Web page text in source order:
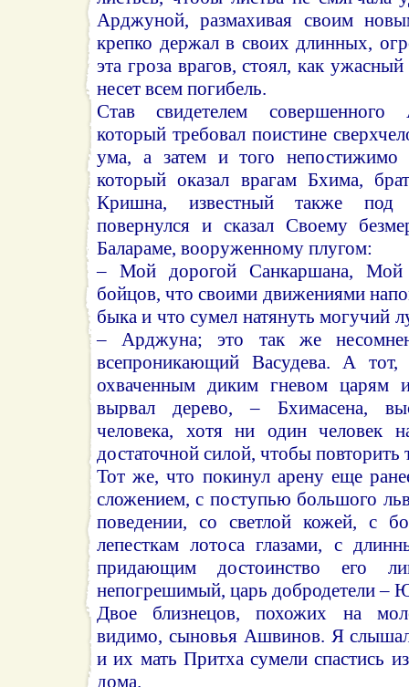
Арджуной, размахивая своим
крепко держал в своих длинных,
эта гроза врагов, стоял, как
несет всем погибель.
Став свидетелем совершенного
который требовал поистине
ума, а затем и того непостижимо
который оказал врагам Бхима,
Кришна, известный также под
повернулся и сказал Своему
Балараме, вооруженному плугом:
– Мой дорогой Санкаршана, Мой
бойцов, что своими движениями
быка и что сумел натянуть могучий
– Арджуна; это так же
всепроникающий Васудева. А тот,
охваченным диким гневом царям
вырвал дерево, – Бхимасена,
человека, хотя ни один человек
достаточной силой, чтобы повторить
Тот же, что покинул арену еще
сложением, с поступью большого
поведении, со светлой кожей, с
лепесткам лотоса глазами, с
придающим достоинство его
непогрешимый, царь добродетели –
Двое близнецов, похожих на
видимо, сыновья Ашвинов. Я
и их мать Притха сумели спастись
дома.